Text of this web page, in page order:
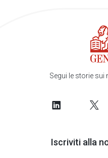
Segui le storie
Iscriviti alla